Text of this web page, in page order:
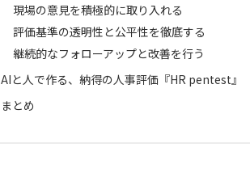
現場の意見を積極的に取り入れる
評価基準の透明性と公平性を徹底する
継続的なフォローアップと改善を行う
AIと人で作る、納得の人事評価『HR pentest』
まとめ